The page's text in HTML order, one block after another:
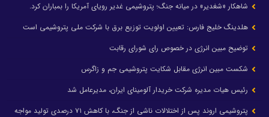
شاهکار «شغدیر» در میانه جنگ؛ پتروشیمی غدیر رویای آمریکا را بمباران کرد.
هلدینگ خلیج فارس: تعیین اولویت توزیع برق با شرکت ملی پتروشیمی است
توضیح مبین انرژی در خصوص رای شورای رقابت
شکست مبین انرژی مقابل شکایت پتروشیمی جم و زاگرس
رئیس هیات مدیره شرکت خریدار آلومینای ایران، مدیرعامل شد
پتروشیمی اروند پس از اختلالات ناشی از جنگ، با کاهش ۷۱ درصدی تولید مواجه